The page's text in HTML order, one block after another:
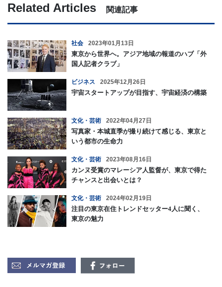
Related Articles 関連記事
社会 2023年01月13日
東京から世界へ。アジア地域の報道のハブ「外
国人記者クラブ」
ビジネス 2025年12月26日
宇宙スタートアップが目指す、宇宙経済の構築
文化・芸術 2022年04月27日
写真家・本城直季が撮り続けて感じる、東京と
いう都市の生命力
文化・芸術 2023年08月16日
カンヌ受賞のマレーシア人監督が、東京で得た
チャンスと出会いとは？
文化・芸術 2024年02月19日
注目の東京在住トレンドセッター4人に聞く、
東京の魅力